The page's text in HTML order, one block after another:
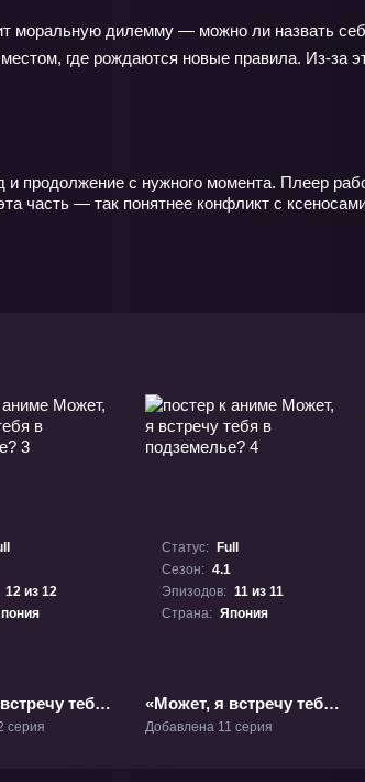
моральную дилемму — можно ли назвать
где рождаются новые правила. Из-за
и продолжение с нужного момента. Плеер
часть — так понятнее конфликт с
12 из 12
тебя
3» ТВ-3
серия
Статус:
Full
Сезон: 4.1
Эпизодов: 11 из 11
Страна: Япония
«Может, я встречу тебя
в подземелье? 4»
Добавлена 11 серия